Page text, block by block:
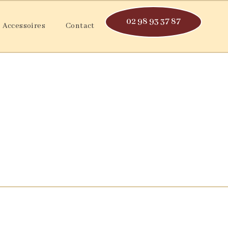
Accessoires Contact 02 98 93 37 87